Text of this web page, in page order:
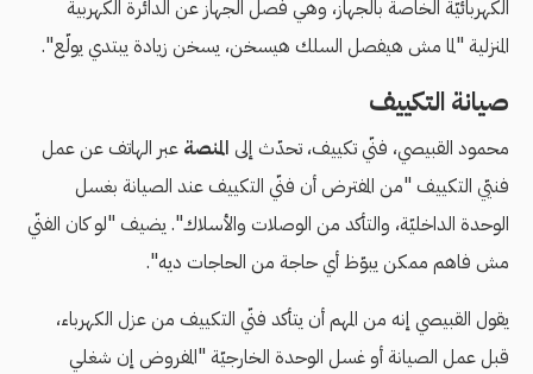
الكهربائيّة الخاصة بالجهاز، وهي فصل الجهاز عن الدائرة الكهربية
المنزلية "لما مش هيفصل السلك هيسخن، يسخن زيادة يبتدي يولّع".
صيانة التكييف
محمود القبيصي، فنّي تكييف، تحدّث إلى المنصة عبر الهاتف عن عمل
فنيّي التكييف "من المفترض أن فنّي التكييف عند الصيانة بغسل
الوحدة الداخليّة، والتأكد من الوصلات والأسلاك". يضيف "لو كان الفنّي
مش فاهم ممكن يبوّظ أي حاجة من الحاجات ديه".
يقول القبيصي إنه من المهم أن يتأكد فنّي التكييف من عزل الكهرباء،
قبل عمل الصيانة أو غسل الوحدة الخارجيّة "المفروض إن شغلي